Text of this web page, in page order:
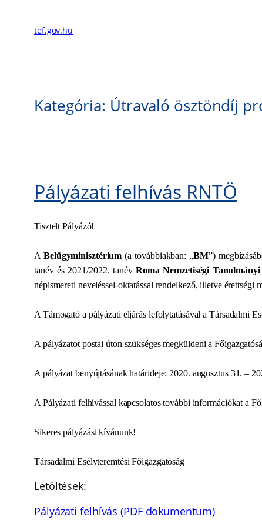
tartalomhoztef.gov.hu
Kategória: Útravaló ösztöndíj
Pályázati felhívás RNTÖ
Tisztelt Pályázó!
ABelügyminisztérium(a továbbiakban: „BM”)
tanév és 2021/2022. tanévRoma Nemzetiségi
népismereti neveléssel-oktatással rendelkező, illetve
A Támogató a pályázati eljárás lefolytatásával a Társadalmi
A pályázatot postai úton szükséges megküldeni a
A pályázat benyújtásának határideje: 2020. augusztus 31. –
A Pályázati felhívással kapcsolatos további információkat a
Sikeres pályázást kívánunk!
Társadalmi Esélyteremtési Főigazgatóság
Letöltések:
Pályázati felhívás (PDF dokumentum)